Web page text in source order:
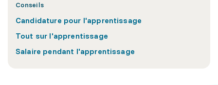
Conseils
Candidature pour l'apprentissage
Tout sur l'apprentissage
Salaire pendant l'apprentissage